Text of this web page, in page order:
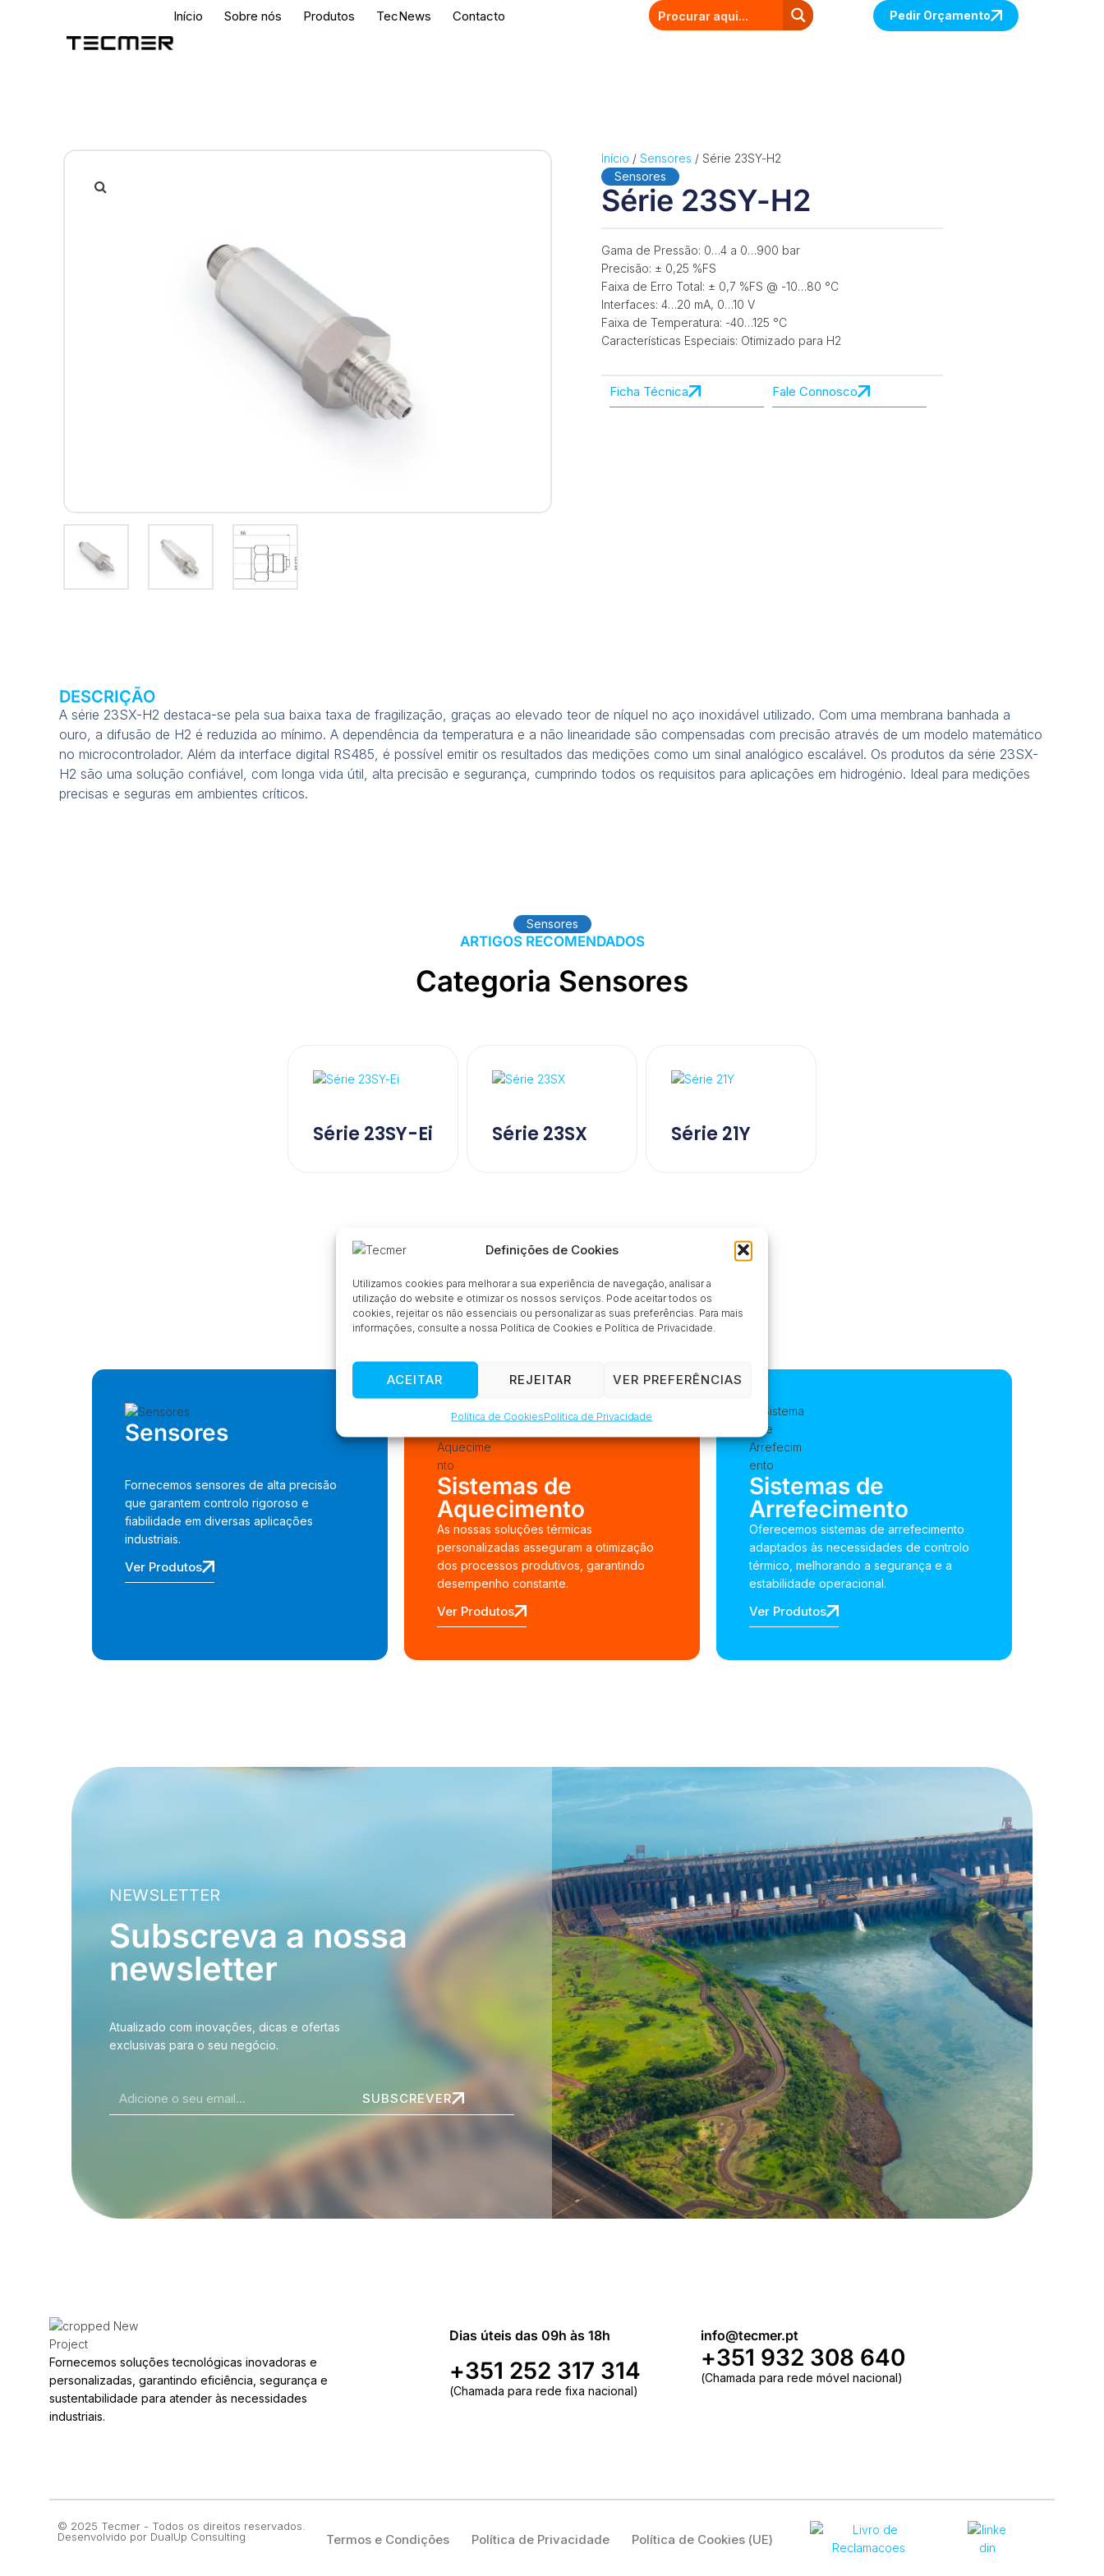
Definições de Cookies
Utilizamos cookies para melhorar a sua experiência de navegação, analisar a
utilização do website e otimizar os nossos serviços. Pode aceitar todos os
cookies, rejeitar os não essenciais ou personalizar as suas preferências. Para mais
informações, consulte a nossa Política de Cookies e Política de Privacidade.
ACEITAR REJEITAR VER PREFERÊNCIAS
Política de CookiesPolítica de Privacidade
Início Sobre nós Produtos TecNews Contacto Pedir Orçamento
Início / Sensores / Série 23SY-H2
Sensores
Série 23SY-H2
Gama de Pressão: 0…4 a 0…900 bar
Precisão: ± 0,25 %FS
Faixa de Erro Total: ± 0,7 %FS @ -10…80 °C
Interfaces: 4…20 mA, 0…10 V
Faixa de Temperatura: -40…125 °C
Características Especiais: Otimizado para H2
Ficha Técnica Fale Connosco
DESCRIÇÃO
A série 23SX-H2 destaca-se pela sua baixa taxa de fragilização, graças ao elevado teor de níquel no aço inoxidável utilizado. Com uma membrana banhada a
ouro, a difusão de H2 é reduzida ao mínimo. A dependência da temperatura e a não linearidade são compensadas com precisão através de um modelo matemático
no microcontrolador. Além da interface digital RS485, é possível emitir os resultados das medições como um sinal analógico escalável. Os produtos da série 23SX-
H2 são uma solução confiável, com longa vida útil, alta precisão e segurança, cumprindo todos os requisitos para aplicações em hidrogénio. Ideal para medições
precisas e seguras em ambientes críticos.
Sensores
ARTIGOS RECOMENDADOS
Categoria Sensores
Série 23SY-Ei Série 23SX Série 21Y
Inovação industrial
à medida
Sensores
Fornecemos sensores de alta precisão
que garantem controlo rigoroso e
fiabilidade em diversas aplicações
industriais.
Ver Produtos
Sistemas de
Aquecimento
As nossas soluções térmicas
personalizadas asseguram a otimização
dos processos produtivos, garantindo
desempenho constante.
Ver Produtos
Sistemas de
Arrefecimento
Oferecemos sistemas de arrefecimento
adaptados às necessidades de controlo
térmico, melhorando a segurança e a
estabilidade operacional.
Ver Produtos
NEWSLETTER
Subscreva a nossa
newsletter
Atualizado com inovações, dicas e ofertas
exclusivas para o seu negócio.
SUBSCREVER
Fornecemos soluções tecnológicas inovadoras e
personalizadas, garantindo eficiência, segurança e
sustentabilidade para atender às necessidades
industriais.
Dias úteis das 09h às 18h
+351 252 317 314
(Chamada para rede fixa nacional)
info@tecmer.pt
+351 932 308 640
(Chamada para rede móvel nacional)
© 2025 Tecmer - Todos os direitos reservados.
Desenvolvido por DualUp Consulting Termos e Condições Política de Privacidade Política de Cookies (UE)